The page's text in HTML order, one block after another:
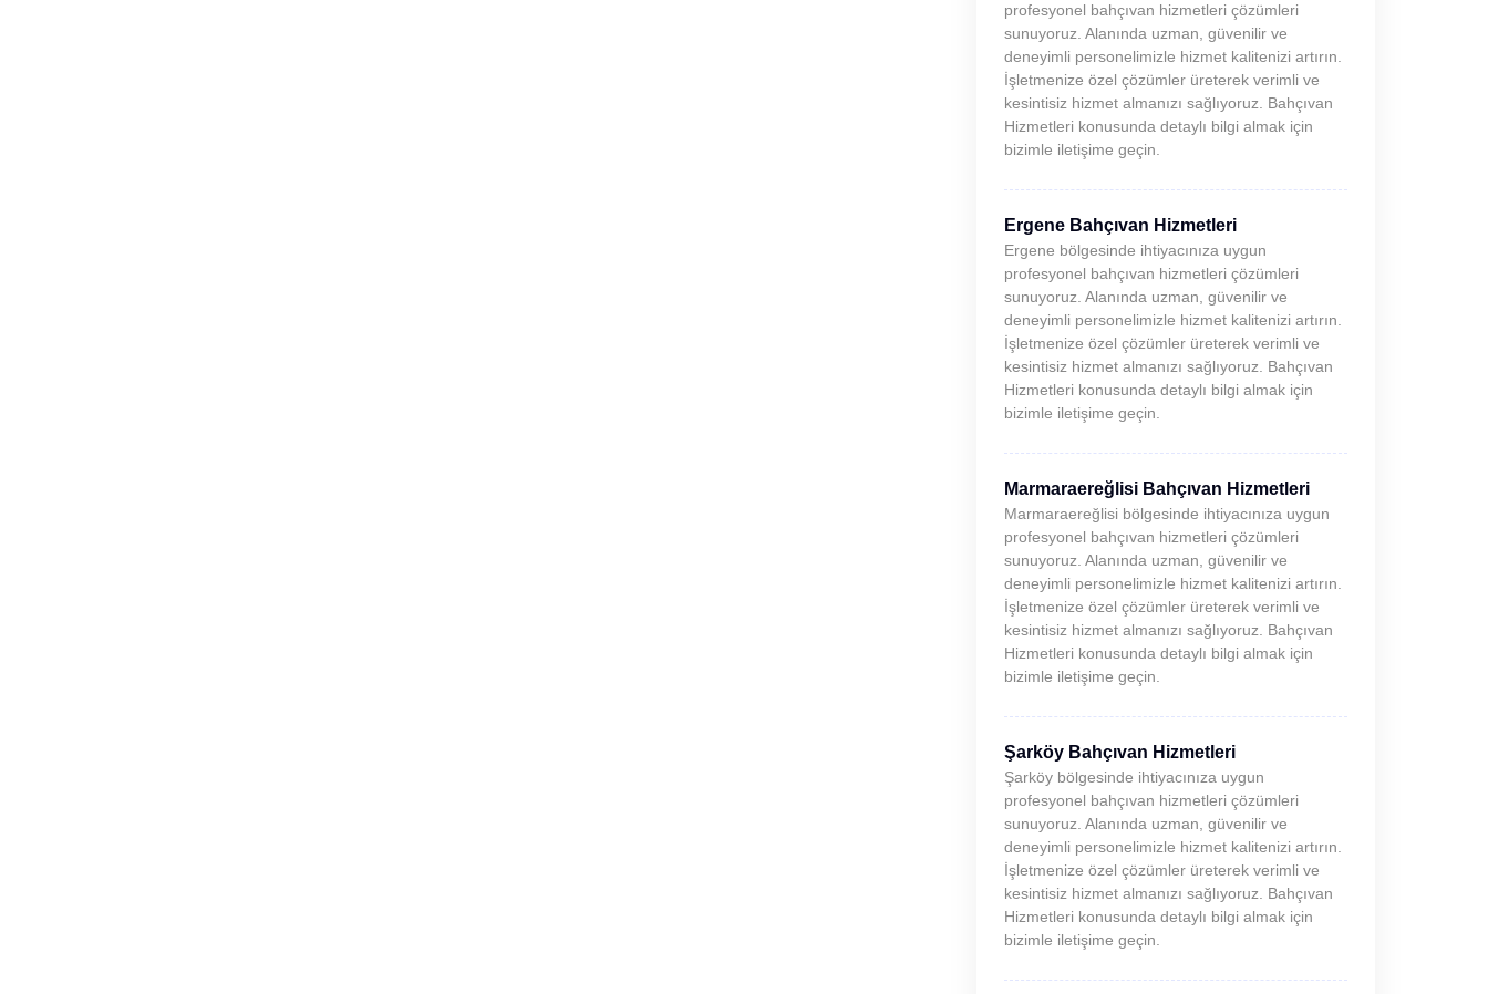
profesyonel bahçıvan hizmetleri çözümleri
sunuyoruz. Alanında uzman, güvenilir ve
deneyimli personelimizle hizmet kalitenizi artırın.
İşletmenize özel çözümler üreterek verimli ve
kesintisiz hizmet almanızı sağlıyoruz. Bahçıvan
Hizmetleri konusunda detaylı bilgi almak için
bizimle iletişime geçin.
Ergene Bahçıvan Hizmetleri
Ergene bölgesinde ihtiyacınıza uygun
profesyonel bahçıvan hizmetleri çözümleri
sunuyoruz. Alanında uzman, güvenilir ve
deneyimli personelimizle hizmet kalitenizi artırın.
İşletmenize özel çözümler üreterek verimli ve
kesintisiz hizmet almanızı sağlıyoruz. Bahçıvan
Hizmetleri konusunda detaylı bilgi almak için
bizimle iletişime geçin.
Marmaraereğlisi Bahçıvan Hizmetleri
Marmaraereğlisi bölgesinde ihtiyacınıza uygun
profesyonel bahçıvan hizmetleri çözümleri
sunuyoruz. Alanında uzman, güvenilir ve
deneyimli personelimizle hizmet kalitenizi artırın.
İşletmenize özel çözümler üreterek verimli ve
kesintisiz hizmet almanızı sağlıyoruz. Bahçıvan
Hizmetleri konusunda detaylı bilgi almak için
bizimle iletişime geçin.
Şarköy Bahçıvan Hizmetleri
Şarköy bölgesinde ihtiyacınıza uygun
profesyonel bahçıvan hizmetleri çözümleri
sunuyoruz. Alanında uzman, güvenilir ve
deneyimli personelimizle hizmet kalitenizi artırın.
İşletmenize özel çözümler üreterek verimli ve
kesintisiz hizmet almanızı sağlıyoruz. Bahçıvan
Hizmetleri konusunda detaylı bilgi almak için
bizimle iletişime geçin.